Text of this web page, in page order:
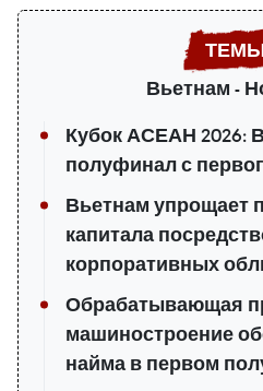
Вьетнам -
Кубок АСЕАН 2026:
полуфинал с
Вьетнам упрощает
капитала
корпоративных
Обрабатывающая
машиностроение
найма в первом